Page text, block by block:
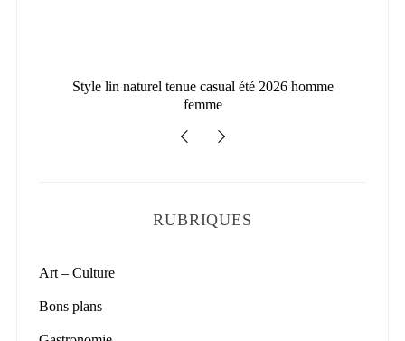
Style lin naturel tenue casual été 2026 homme
femme
RUBRIQUES
Art – Culture
Bons plans